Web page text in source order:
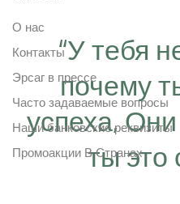
“У тебя
почему
успеха,
ты это
О нас
Контакты
Эрсаг в прессе
Часто задаваемые вопросы
Наши банковские реквизиты
Промоакции В Странах